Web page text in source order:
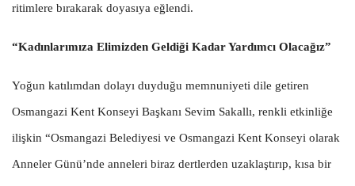
ritimlere bırakarak doyasıya eğlendi.
“Kadınlarımıza Elimizden Geldiği Kadar Yardımcı Olacağız”
Yoğun katılımdan dolayı duyduğu memnuniyeti dile getiren
Osmangazi Kent Konseyi Başkanı Sevim Sakallı, renkli etkinliğe
ilişkin “Osmangazi Belediyesi ve Osmangazi Kent Konseyi olarak
Anneler Günü’nde anneleri biraz dertlerden uzaklaştırıp, kısa bir